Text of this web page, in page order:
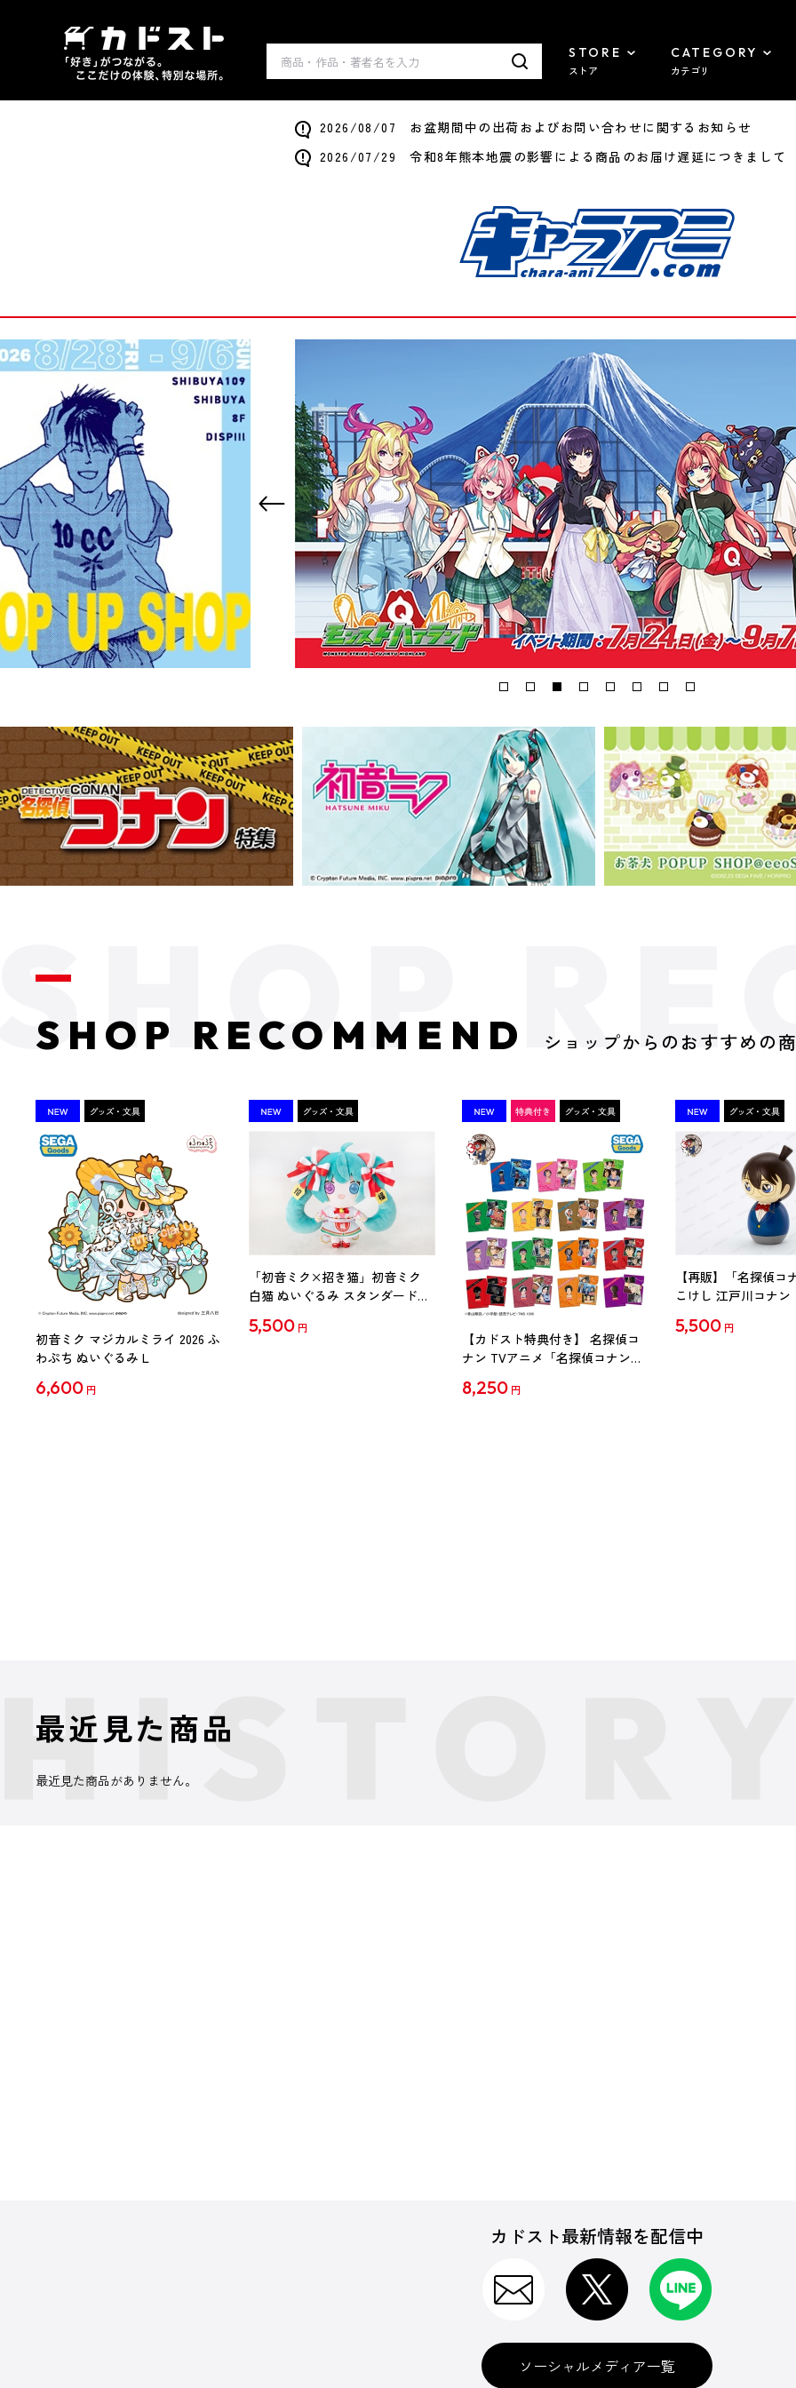
STORE
ストア
CATEGORY
カテゴリ
2026/08/07 お盆期間中の出荷およびお問い合わせに関するお知らせ
2026/07/29 令和8年熊本地震の影響による商品のお届け遅延につきまして
SHOP RECOMMEND ショップからのおすすめの
初音ミク マジカルミライ 2026 ふ
わぷち ぬいぐるみ L
6,600 円
「初音ミク×招き猫」初音ミク
白猫 ぬいぐるみ スタンダード
5,500 円
【カドスト特典付き】 名探偵コ
ナン TVアニメ「名探偵コナン」
【1BOX】
8,250 円
【再販】「名探偵コ
こけし 江戸川コナン
5,500 円
最近見た商品
最近見た商品がありません。
カドスト最新情報を配信中
ソーシャルメディア一覧